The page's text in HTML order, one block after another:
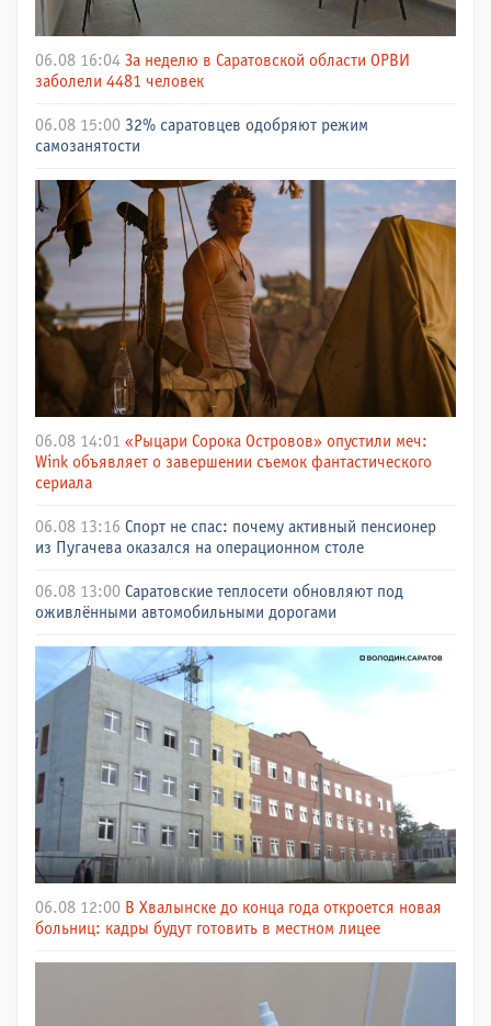
06.08 16:04 За неделю в Саратовской области ОРВИ
заболели 4481 человек
06.08 15:00 32% саратовцев одобряют режим
самозанятости
06.08 14:01 «Рыцари Сорока Островов» опустили меч:
Wink объявляет о завершении съемок фантастического
сериала
06.08 13:16 Спорт не спас: почему активный пенсионер
из Пугачева оказался на операционном столе
06.08 13:00 Саратовские теплосети обновляют под
оживлёнными автомобильными дорогами
06.08 12:00 В Хвалынске до конца года откроется новая
больниц: кадры будут готовить в местном лицее